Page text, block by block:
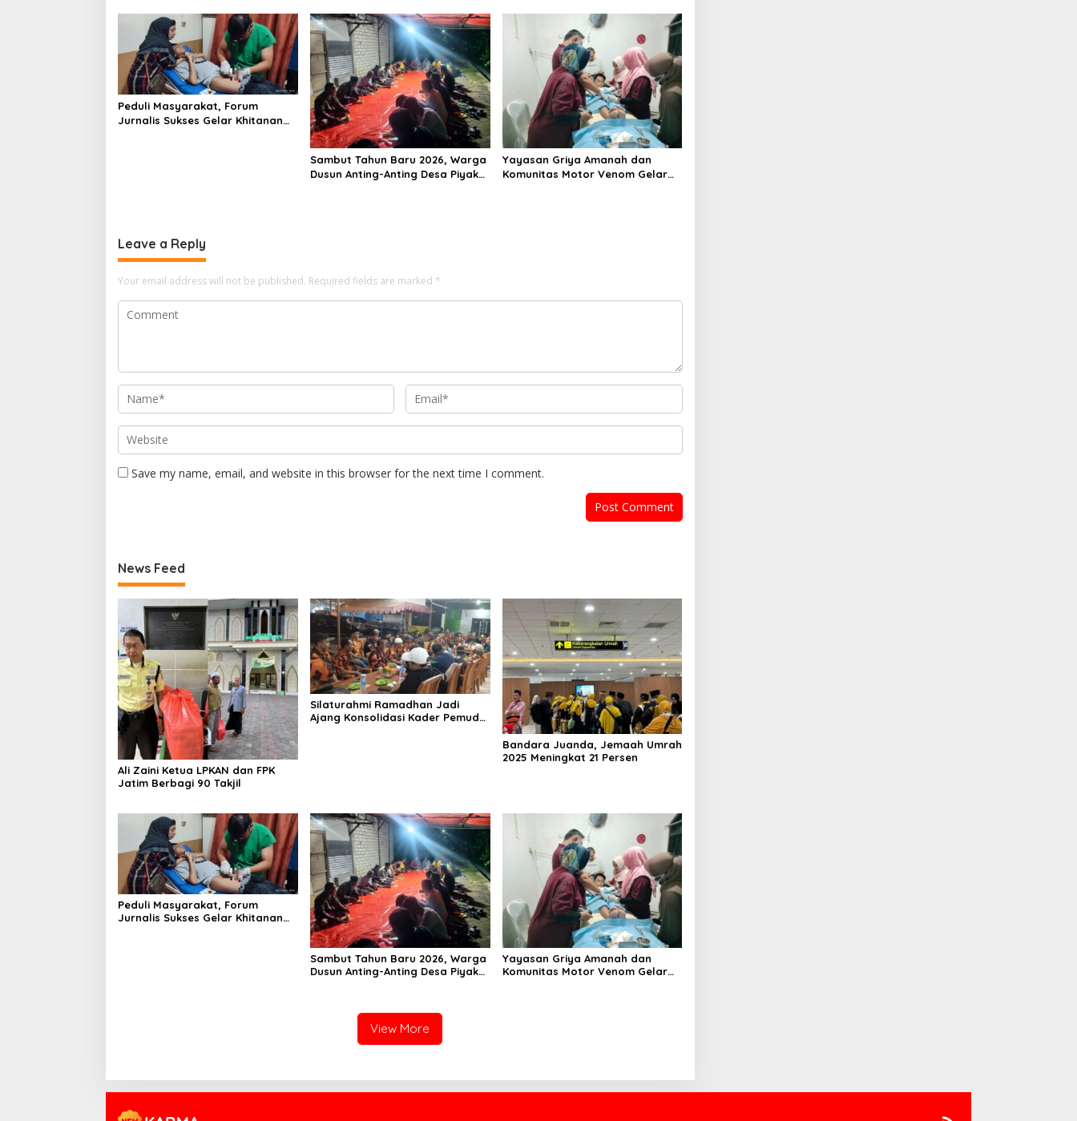
Peduli Masyarakat, Forum
Jurnalis Sukses Gelar Khitanan
Sambut Tahun Baru 2026, Warga
Dusun Anting-Anting Desa Piyak
Yayasan Griya Amanah dan
Komunitas Motor Venom Gelar
Leave a Reply
Your email address will not be published. Required fields are marked *
Save my name, email, and website in this browser for the next time I comment.
News Feed
Ali Zaini Ketua LPKAN dan FPK
Jatim Berbagi 90 Takjil
Silaturahmi Ramadhan Jadi
Ajang Konsolidasi Kader Pemuda
Bandara Juanda, Jemaah Umrah
2025 Meningkat 21 Persen
Peduli Masyarakat, Forum
Jurnalis Sukses Gelar Khitanan
Sambut Tahun Baru 2026, Warga
Dusun Anting-Anting Desa Piyak
Yayasan Griya Amanah dan
Komunitas Motor Venom Gelar
View More